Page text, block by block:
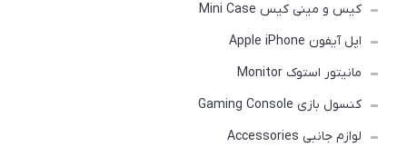
کیس و مینی کیس Mini Case
اپل آیفون Apple iPhone
مانیتور استوک Monitor
کنسول بازی Gaming Console
لوازم جانبی Accessories